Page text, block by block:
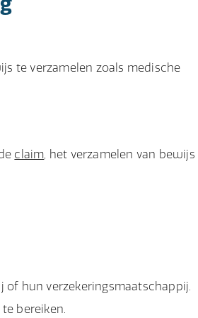
te verzamelen zoals medische
claim, het verzamelen van bewijs
hun verzekeringsmaatschappij.
bereiken.